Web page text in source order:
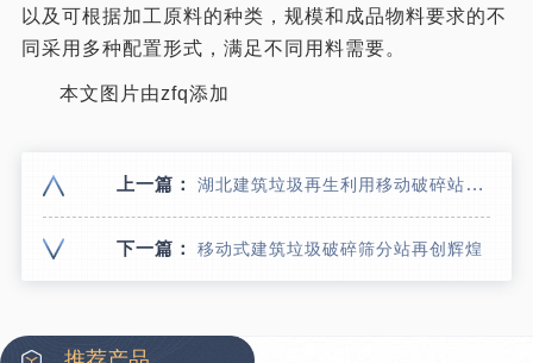
以及可根据加工原料的种类，规模和成品物料要求的不
同采用多种配置形式，满足不同用料需要。
本文图片由zfq添加
上一篇： 湖北建筑垃圾再生利用移动破碎站型号 环保型建筑废料破碎机价格
下一篇： 移动式建筑垃圾破碎筛分站再创辉煌